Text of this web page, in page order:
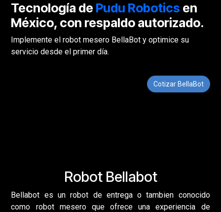
Tecnología de Pudu Robotics en
México, con respaldo autorizado.
Implemente el robot mesero BellaBot y optimice su
servicio desde el primer día.
Cotizar BellaBot
Robot Bellabot
Bellabot es un robot de entrega o tambien conocido
como robot mesero que ofrece una experiencia de